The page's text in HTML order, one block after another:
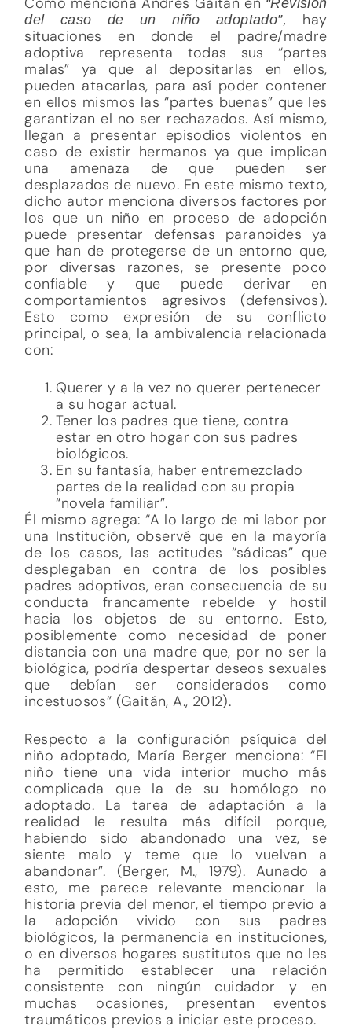
del caso de un niño adoptado”, hay
situaciones en donde el padre/madre
adoptiva representa todas sus “partes
malas” ya que al depositarlas en ellos,
pueden atacarlas, para así poder contener
en ellos mismos las “partes buenas” que les
garantizan el no ser rechazados. Así mismo,
llegan a presentar episodios violentos en
caso de existir hermanos ya que implican
una amenaza de que pueden ser
desplazados de nuevo. En este mismo texto,
dicho autor menciona diversos factores por
los que un niño en proceso de adopción
puede presentar defensas paranoides ya
que han de protegerse de un entorno que,
por diversas razones, se presente poco
confiable y que puede derivar en
comportamientos agresivos (defensivos).
Esto como expresión de su conflicto
principal, o sea, la ambivalencia relacionada
con:
Querer y a la vez no querer pertenecer
a su hogar actual.
Tener los padres que tiene, contra
estar en otro hogar con sus padres
biológicos.
En su fantasía, haber entremezclado
partes de la realidad con su propia
“novela familiar”.
Él mismo agrega: “A lo largo de mi labor por
una Institución, observé que en la mayoría
de los casos, las actitudes “sádicas” que
desplegaban en contra de los posibles
padres adoptivos, eran consecuencia de su
conducta francamente rebelde y hostil
hacia los objetos de su entorno. Esto,
posiblemente como necesidad de poner
distancia con una madre que, por no ser la
biológica, podría despertar deseos sexuales
que debían ser considerados como
incestuosos” (Gaitán, A., 2012).
Respecto a la configuración psíquica del
niño adoptado, María Berger menciona: “El
niño tiene una vida interior mucho más
complicada que la de su homólogo no
adoptado. La tarea de adaptación a la
realidad le resulta más difícil porque,
habiendo sido abandonado una vez, se
siente malo y teme que lo vuelvan a
abandonar”. (Berger, M., 1979). Aunado a
esto, me parece relevante mencionar la
historia previa del menor, el tiempo previo a
la adopción vivido con sus padres
biológicos, la permanencia en instituciones,
o en diversos hogares sustitutos que no les
ha permitido establecer una relación
consistente con ningún cuidador y en
muchas ocasiones, presentan eventos
traumáticos previos a iniciar este proceso.